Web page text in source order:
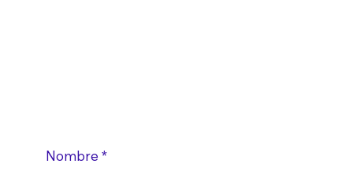
Nombre *